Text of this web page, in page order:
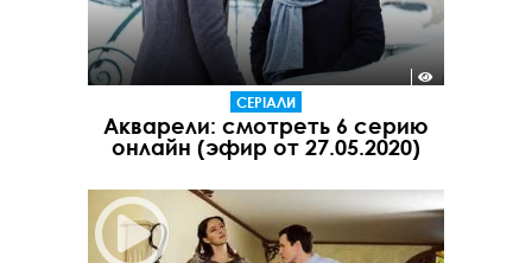
СЕРІАЛИ
Акварели: смотреть 6 серию
онлайн (эфир от 27.05.2020)